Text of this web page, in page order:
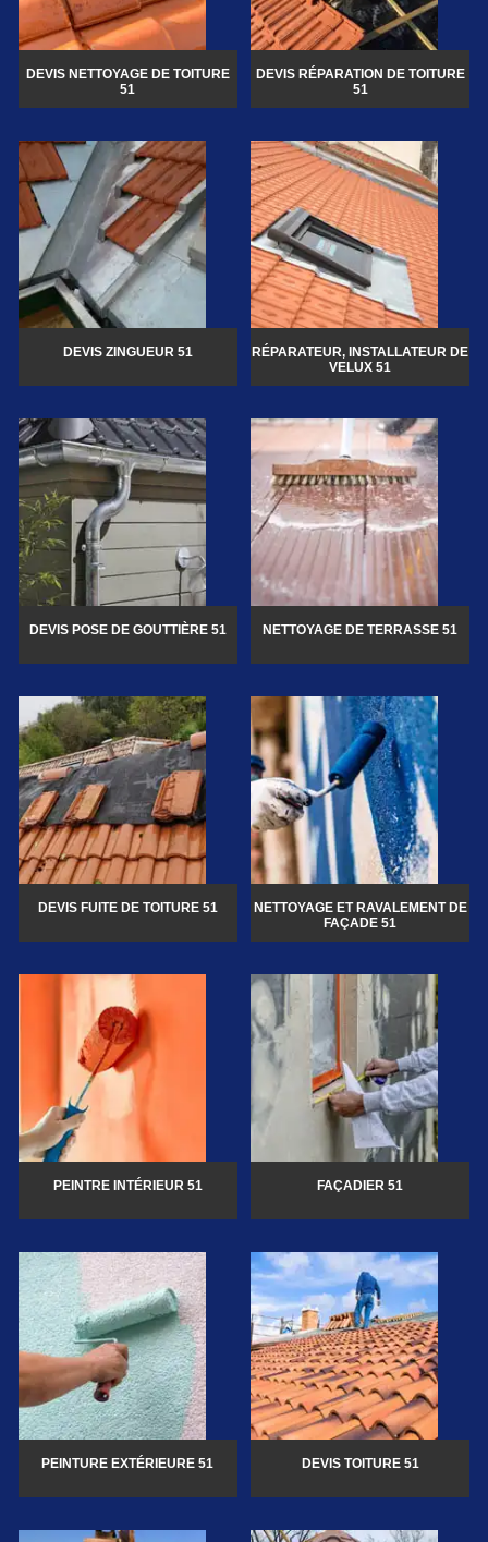
DEVIS NETTOYAGE DE TOITURE
51
DEVIS RÉPARATION DE TOITURE
51
DEVIS ZINGUEUR 51
RÉPARATEUR, INSTALLATEUR DE
VELUX 51
DEVIS POSE DE GOUTTIÈRE 51 NETTOYAGE DE TERRASSE 51
DEVIS FUITE DE TOITURE 51
NETTOYAGE ET RAVALEMENT DE
FAÇADE 51
PEINTRE INTÉRIEUR 51 FAÇADIER 51
PEINTURE EXTÉRIEURE 51 DEVIS TOITURE 51